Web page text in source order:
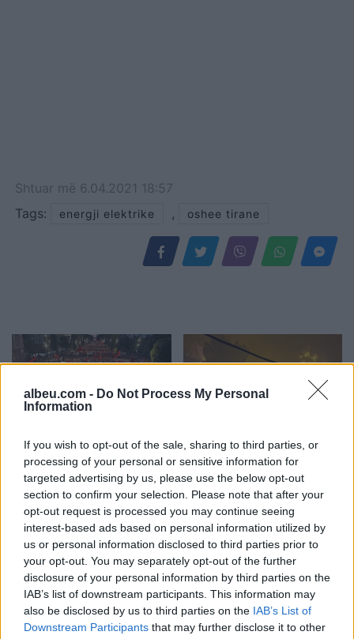
albeu.com - Do Not Process My Personal
Information
If you wish to opt-out of the sale, sharing to third parties, or
processing of your personal or sensitive information for
targeted advertising by us, please use the below opt-out
section to confirm your selection. Please note that after your
opt-out request is processed you may continue seeing
interest-based ads based on personal information utilized by
us or personal information disclosed to third parties prior to
your opt-out. You may separately opt-out of the further
disclosure of your personal information by third parties on the
IAB’s list of downstream participants. This information may
also be disclosed by us to third parties on the IAB’s List of
Downstream Participants that may further disclose it to other
Shtuar më 6.04.2021 18:57
Tags:
energji elektrike , oshee tirane
Sot dita e 71 e revoltës/
Qytetaret nuk heqin dorë,
kërkojnë ndryshim të
klasës politike: Rama jep
dorëheqjen
Zjarri i përmasave të
mëdha në Malin e Krujës,
ndërhyjnë nga ajri tre
helikopterë dhe droni
Bayraktar
Masa ajrore të
Pas dy vitesh në kërkim